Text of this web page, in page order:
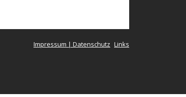
Impressum | Datenschutz Links